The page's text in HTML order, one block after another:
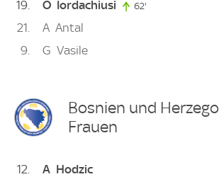
19 O Iordachiusi 62'
21 A Antal
9
G Vasile
Bosnien und
Frauen
12 A Hodzic